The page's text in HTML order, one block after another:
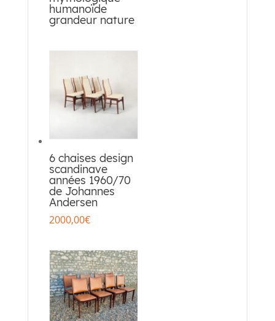
humanoïde
grandeur nature
6 chaises design
scandinave
années 1960/70
de Johannes
Andersen
2000,00€